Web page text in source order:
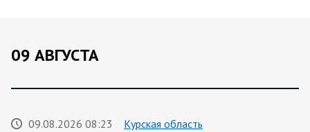
09 АВГУСТА
09.08.2026 08:23
Курская область